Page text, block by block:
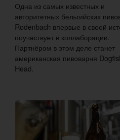
Одна из самых известных и
авторитетных бельгийских
Rodenbach впервые в своей
поучаствует в коллаборации.
Партнёром в этом деле станет
американская пивоварня
Head.